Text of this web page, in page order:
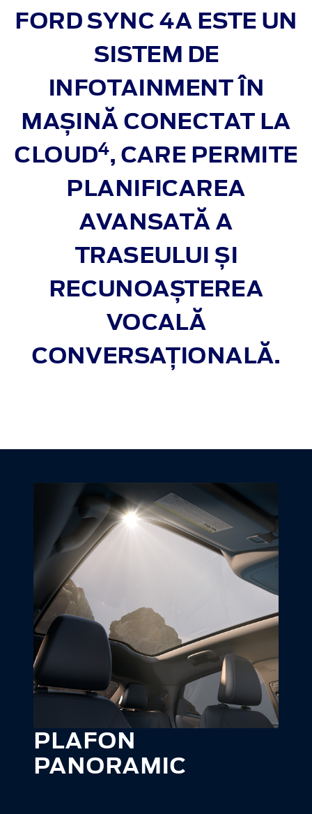
FORD SYNC 4A ESTE UN
SISTEM DE
INFOTAINMENT ÎN
MAȘINĂCONECTAT LA
CLOUD4, CARE PERMITE
PLANIFICAREA
AVANSATĂ A
TRASEULUI ȘI
RECUNOAȘTEREA
VOCALĂ
CONVERSAȚIONALĂ.
PLAFON
PANORAMIC